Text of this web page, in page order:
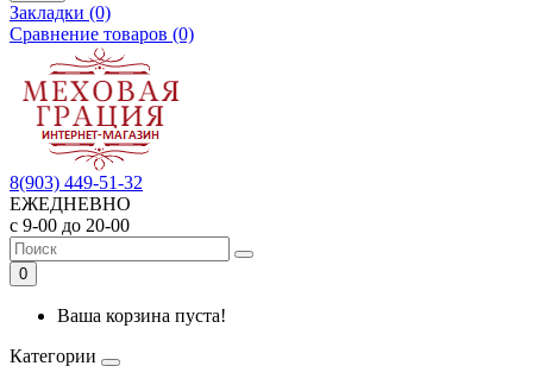
Закладки (0)
Сравнение товаров (0)
8(903) 449-51-32
ЕЖЕДНЕВНО
с 9-00 до 20-00
0
Ваша корзина пуста!
Категории